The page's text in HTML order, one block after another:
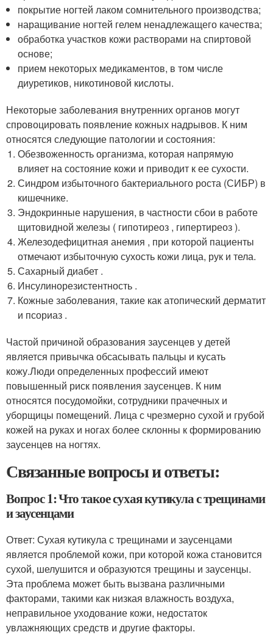
покрытие ногтей лаком сомнительного производства;
наращивание ногтей гелем ненадлежащего качества;
обработка участков кожи растворами на спиртовой
основе;
прием некоторых медикаментов, в том числе
диуретиков, никотиновой кислоты.
Некоторые заболевания внутренних органов могут
спровоцировать появление кожных надрывов. К ним
относятся следующие патологии и состояния:
Обезвоженность организма, которая напрямую
влияет на состояние кожи и приводит к ее сухости.
Синдром избыточного бактериального роста (СИБР) в
кишечнике.
Эндокринные нарушения, в частности сбои в работе
щитовидной железы ( гипотиреоз , гипертиреоз ).
Железодефицитная анемия , при которой пациенты
отмечают избыточную сухость кожи лица, рук и тела.
Сахарный диабет .
Инсулинорезистентность .
Кожные заболевания, такие как атопический дерматит
и псориаз .
Частой причиной образования заусенцев у детей
является привычка обсасывать пальцы и кусать
кожу.Люди определенных профессий имеют
повышенный риск появления заусенцев. К ним
относятся посудомойки, сотрудники прачечных и
уборщицы помещений. Лица с чрезмерно сухой и грубой
кожей на руках и ногах более склонны к формированию
заусенцев на ногтях.
Связанные вопросы и ответы:
Вопрос 1: Что такое сухая кутикула с трещинами
и заусенцами
Ответ: Сухая кутикула с трещинами и заусенцами
является проблемой кожи, при которой кожа становится
сухой, шелушится и образуются трещины и заусенцы.
Эта проблема может быть вызвана различными
факторами, такими как низкая влажность воздуха,
неправильное уходование кожи, недостаток
увлажняющих средств и другие факторы.